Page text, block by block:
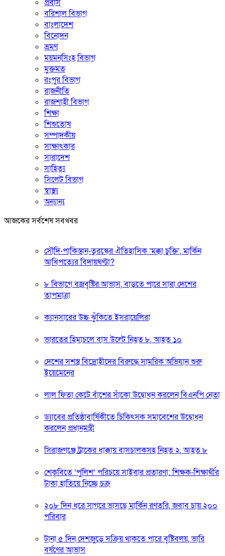
প্রবাস
বরিশাল বিভাগ
বাংলাদেশ
বিনোদন
ভ্রমণ
ময়মনসিংহ বিভাগ
মুক্তমত
রংপুর বিভাগ
রাজনীতি
রাজশাহী বিভাগ
শিক্ষা
শিশুতোষ
সম্পাদকীয়
সাক্ষাৎকার
সারাদেশ
সাহিত্য
সিলেট বিভাগ
স্বাস্থ্য
অন্যান্য
আজকের সর্বশেষ সবখবর
সৌদি-পাকিস্তান-তুরস্কের ঐতিহাসিক ‘মক্কা চুক্তি’, মার্কিন
আধিপত্যের বিদায়ঘণ্টা?
৮ বিভাগে বজ্রবৃষ্টির আভাস, বাড়তে পারে সারা দেশের
তাপমাত্রা
ক্যানসারের উচ্চ ঝুঁকিতে ইসরায়েলিরা
ভারতের হিমাচলে বাস উল্টে নিহত ৮, আহত ১০
দেশের সশস্ত্র বিদ্রোহীদের বিরুদ্ধে সামরিক অভিযান শুরু
ইয়েমেনের
লাল ফিতা কেটে বাঁশের সাঁকো উদ্বোধন করলেন বিএনপি নেতা
ড্যাবের প্রতিষ্ঠাবার্ষিকীতে চিকিৎসক সমাবেশের উদ্বোধন
করলেন প্রধানমন্ত্রী
সিরাজগঞ্জে ট্রাকের ধাক্কায় বাসচালকসহ নিহত ২, আহত ৮
শেকৃবিতে ‘পুলিশ’ পরিচয়ে সাইবার প্রতারণা: শিক্ষক-শিক্ষার্থীর
টাকা হাতিয়ে নিচ্ছে চক্র
২০৮ দিন ধরে সাগরে ভাসছে মার্কিন রণতরি, জবাব চায় ২০০
পরিবার
টানা ৫ দিন দেশজুড়ে সক্রিয় থাকতে পারে বৃষ্টিবলয়, ভারি
বর্ষণের আভাস